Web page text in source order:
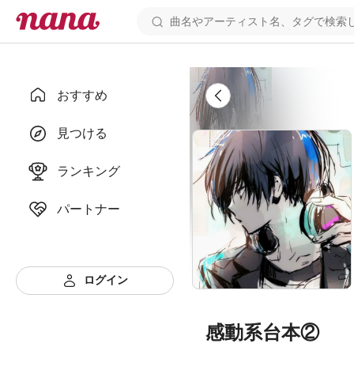
おすすめ
見つける
ランキング
パートナー
ログイン
感動系台本②